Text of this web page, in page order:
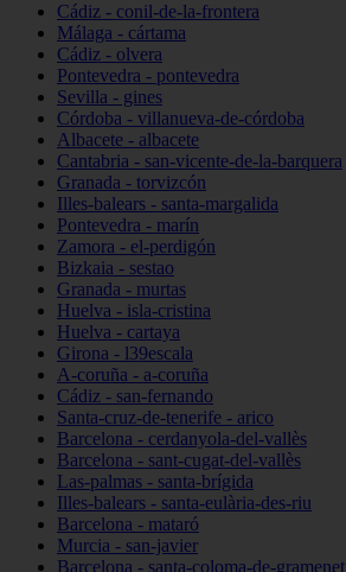
Cádiz - conil-de-la-frontera
Málaga - cártama
Cádiz - olvera
Pontevedra - pontevedra
Sevilla - gines
Córdoba - villanueva-de-córdoba
Albacete - albacete
Cantabria - san-vicente-de-la-barquera
Granada - torvizcón
Illes-balears - santa-margalida
Pontevedra - marín
Zamora - el-perdigón
Bizkaia - sestao
Granada - murtas
Huelva - isla-cristina
Huelva - cartaya
Girona - l39escala
A-coruña - a-coruña
Cádiz - san-fernando
Santa-cruz-de-tenerife - arico
Barcelona - cerdanyola-del-vallès
Barcelona - sant-cugat-del-vallès
Las-palmas - santa-brígida
Illes-balears - santa-eulària-des-riu
Barcelona - mataró
Murcia - san-javier
Barcelona - santa-coloma-de-gramenet